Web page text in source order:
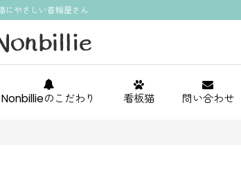
にやさしい首輪屋さん
Nonbillieのこだわり 看板猫 問い合わせ